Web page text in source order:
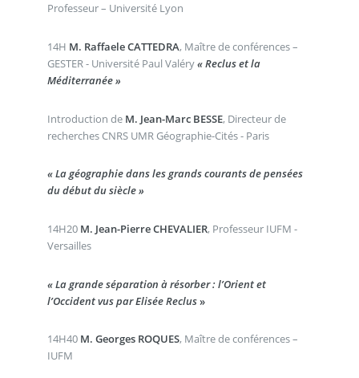
Professeur – Université Lyon
14H M. Raffaele CATTEDRA, Maître de conférences –
GESTER - Université Paul Valéry« Reclus et la
Méditerranée »
Introduction de M. Jean-Marc BESSE, Directeur de
recherches CNRS UMR Géographie-Cités - Paris
« La géographie dans les grands courants de pensées
du début du siècle »
14H20 M. Jean-Pierre CHEVALIER, Professeur IUFM -
Versailles
« La grande séparation à résorber : l’Orient et
l’Occident vus par Elisée Reclus»
14H40 M. Georges ROQUES, Maître de conférences –
IUFM